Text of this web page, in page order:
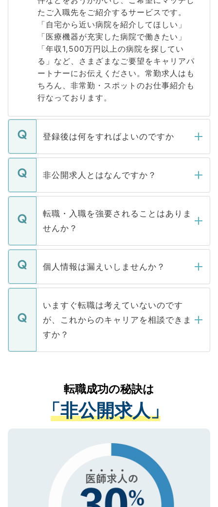
たご入職先をご紹介するサービスです。
「自宅から近い病院を紹介してほしい」
「医療機器が充実した病院で働きたい」
「年収1,500万円以上の病院を探してい
る」など、さまざまなご要望をキャリアパ
ートナーにお伝えください。常勤求人はも
ちろん、非常勤・スポットのお仕事紹介も
行なっております。
登録後は何をすればよいのですか
ご登録いただきましたら、弊社担当者がご
登録内容を確認し、その後メールもしくは
ます。通常、5営業日以内にはご連絡をせて
いただきますので、しばらくお待ちくださ
非公開求人とはなんですか？
マイナビDOCTORで取り扱っている求人の
うち約3割は、Webサイトからご覧いただ
けない「非公開求人」です。非公開求人は
下記の理由によって、一般には公開してい
ません。
■応募殺到を避けるため 人気のある医療機
関を公にしてしまうと、応募が殺到する場
に、医療機関が求める条件に合った人材の
みを人材紹介会社に依頼するケースが増え
ています。
転職・入職を強要されることはありま
せんか？
転職・入職を強要することは一切ありませ
ん。また、仮に応募先から内定をいただい
定を承諾する必要はありません。内定先へ
の辞退の連絡はキャリアパートナーが行い
個人情報は漏えいしませんか？
個人情報が漏えいすることはありませんの
で、ご安心ください。当サイトからの登録
などで収集したご登録者様の個人情報は、
ご本人のキャリアアップおよび転職活動の
支援を目的に使用いたします。お預かりし
ているすべての個人データはご本人の許可
は、個人情報の取り扱いについての厳密な
管理基準を満たした事業者のみに付与され
る、プライバシーマークを取得済みです。
で、機密保持に関してもご安心ください。
いますぐ転職は考えていないのです
が、これからのキャリアを相談できま
すか？
かがいして、現在の医療機関の状況や紹介
経験をまじえながら、適切なアドバイスを
させていただきます。すぐにご転職をされ
ない方には、長期的なサポートが可能です
ので、まずはご登録ください。
転職成功の秘訣は
「非公開求人」